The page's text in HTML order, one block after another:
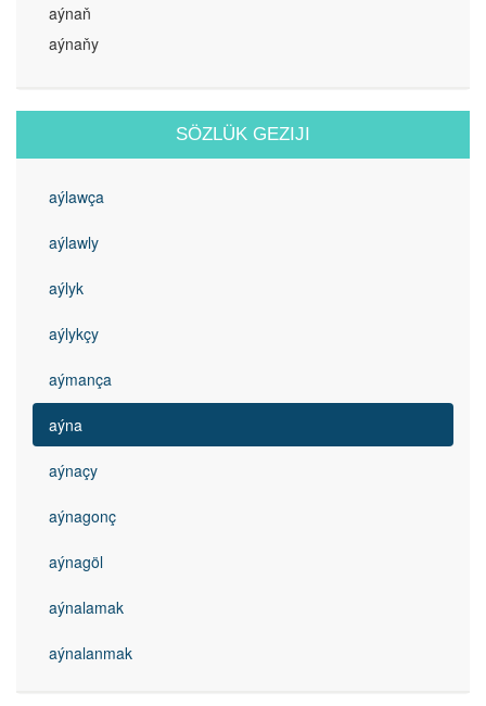
aýnaň
aýnaňy
SÖZLÜK GEZIJI
aýlawça
aýlawly
aýlyk
aýlykçy
aýmança
aýna
aýnaçy
aýnagonç
aýnagöl
aýnalamak
aýnalanmak